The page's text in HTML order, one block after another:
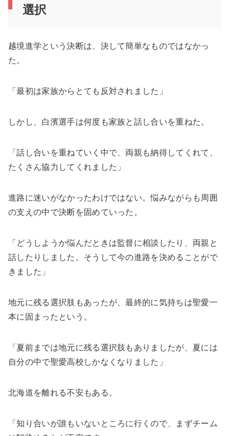
選択
越境進学という決断は、決して簡単なものではなかっ
た。
「最初は家族からとても反対されました」
しかし、白濱選手は何度も家族と話し合いを重ねた。
「話し合いを重ねていく中で、両親も納得してくれて、
たくさん協力してくれました」
進路に迷いがなかったわけではない。悩みながらも周囲
の支えの中で決断を固めていった。
「どうしようか悩んだときは監督に相談したり、両親と
話したりしました。そうして今の進路を決めることがで
きました」
地元に残る選択肢もあったが、最終的に気持ちは聖愛一
本に固まったという。
「夏前までは地元に残る選択肢もありましたが、夏には
自分の中で聖愛高校しかなくなりました」
北海道を離れる不安もある。
「知り合いが誰もいないところに行くので、まずチーム